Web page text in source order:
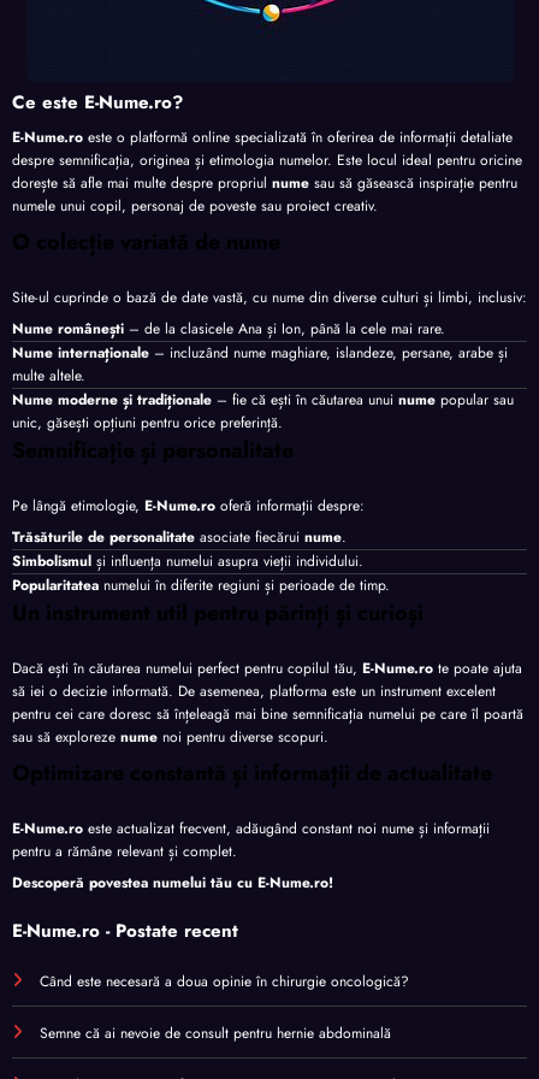
Ce este E-Nume.ro?
E-Nume.ro este o platformă online specializată în oferirea de informații detaliate
despre semnificația, originea și etimologia numelor. Este locul ideal pentru oricine
dorește să afle mai multe despre propriul nume sau să găsească inspirație pentru
numele unui copil, personaj de poveste sau proiect creativ.
O colecție variată de nume
Site-ul cuprinde o bază de date vastă, cu nume din diverse culturi și limbi, inclusiv:
Nume românești – de la clasicele Ana și Ion, până la cele mai rare.
Nume internaționale – incluzând nume maghiare, islandeze, persane, arabe și
multe altele.
Nume moderne și tradiționale – fie că ești în căutarea unui nume popular sau
unic, găsești opțiuni pentru orice preferință.
Semnificație și personalitate
Pe lângă etimologie, E-Nume.ro oferă informații despre:
Trăsăturile de personalitate asociate fiecărui nume.
Simbolismul și influența numelui asupra vieții individului.
Popularitatea numelui în diferite regiuni și perioade de timp.
Un instrument util pentru părinți și curioși
Dacă ești în căutarea numelui perfect pentru copilul tău, E-Nume.ro te poate ajuta
să iei o decizie informată. De asemenea, platforma este un instrument excelent
pentru cei care doresc să înțeleagă mai bine semnificația numelui pe care îl poartă
sau să exploreze nume noi pentru diverse scopuri.
Optimizare constantă și informații de actualitate
E-Nume.ro este actualizat frecvent, adăugând constant noi nume și informații
pentru a rămâne relevant și complet.
Descoperă povestea numelui tău cu E-Nume.ro!
E-Nume.ro - Postate recent
Când este necesară a doua opinie în chirurgie oncologică?
Semne că ai nevoie de consult pentru hernie abdominală